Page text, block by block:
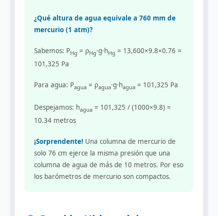
¿Qué altura de agua equivale a 760 mm de
mercurio (1 atm)?
Sabemos: PHg = ρHg·g·hHg = 13,600×9.8×0.76 =
101,325 Pa
Para agua: Pagua = ρagua·g·hagua = 101,325 Pa
Despejamos: hagua = 101,325 / (1000×9.8) =
10.34 metros
¡Sorprendente! Una columna de mercurio de
solo 76 cm ejerce la misma presión que una
columna de agua de más de 10 metros. Por eso
los barómetros de mercurio son compactos.